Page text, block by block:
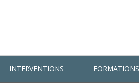
INTERVENTIONS FORMATIONS